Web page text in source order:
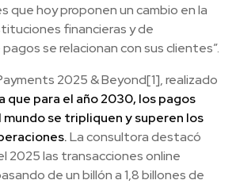
que hoy proponen un cambio en la
financieras y de
se relacionan con sus clientes”.
2025 & Beyond[1], realizado
que para el año 2030, los pagos
se tripliquen y superen los
La consultora destacó
2025 las transacciones online
de un billón a 1,8 billones de